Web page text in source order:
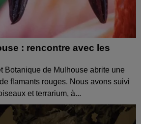
: rencontre avec les
Botanique de Mulhouse abrite une
flamants rouges. Nous avons suivi
et terrarium, à...